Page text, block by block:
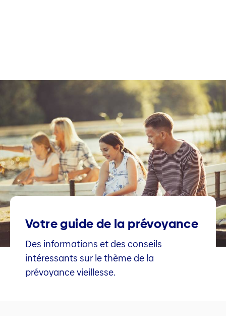
Votre guide de la prévoyance
Des informations et des conseils
intéressants sur le thème de la
prévoyance vieillesse.